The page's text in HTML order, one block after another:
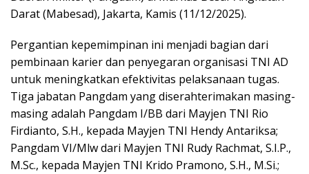
Darat (Mabesad), Jakarta, Kamis (11/12/2025).
Pergantian kepemimpinan ini menjadi bagian dari
pembinaan karier dan penyegaran organisasi TNI AD
untuk meningkatkan efektivitas pelaksanaan tugas.
Tiga jabatan Pangdam yang diserahterimakan masing-
masing adalah Pangdam I/BB dari Mayjen TNI Rio
Firdianto, S.H., kepada Mayjen TNI Hendy Antariksa;
Pangdam VI/Mlw dari Mayjen TNI Rudy Rachmat, S.I.P.,
M.Sc., kepada Mayjen TNI Krido Pramono, S.H., M.Si.;